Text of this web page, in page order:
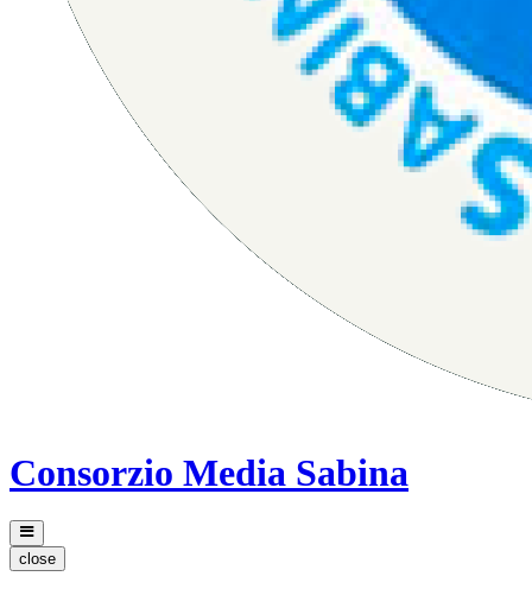
Consorzio Media Sabina
close